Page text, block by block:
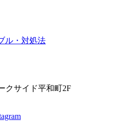
ル・対処法
クサイド平和町2F